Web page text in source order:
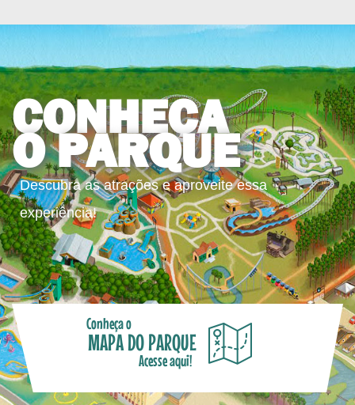
CONHEÇA
O PARQUE
Descubra as atrações e aproveite essa
experiência!
Conheça o
MAPA DO PARQUE
Acesse aqui!